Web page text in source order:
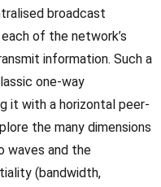
broadcast
of the network’s
information. Such a
one-way
it with a horizontal peer-
the many dimensions
waves and the
(bandwidth,